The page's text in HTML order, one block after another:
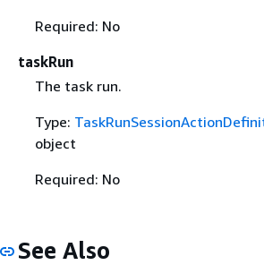
Required: No
taskRun
The task run.
Type:
object
Required: No
See Also